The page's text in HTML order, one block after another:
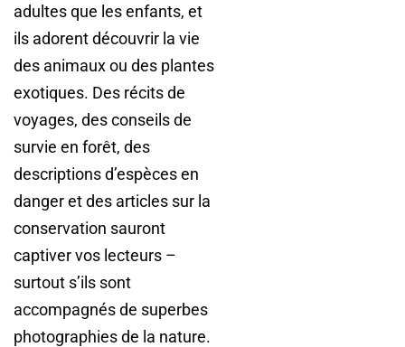
adultes que les enfants, et
ils adorent découvrir la vie
des animaux ou des plantes
exotiques. Des récits de
voyages, des conseils de
survie en forêt, des
descriptions d’espèces en
danger et des articles sur la
conservation sauront
captiver vos lecteurs –
surtout s’ils sont
accompagnés de superbes
photographies de la nature.